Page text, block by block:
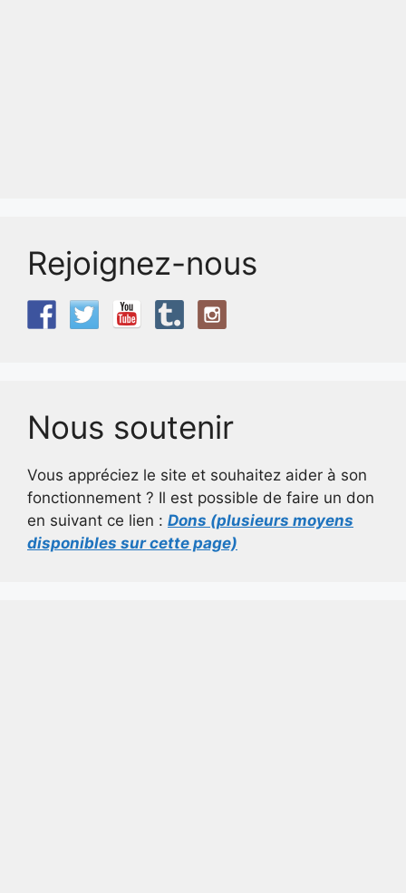
Rejoignez-nous
Nous soutenir
Vous appréciez le site et souhaitez aider à son
fonctionnement ? Il est possible de faire un don
en suivant ce lien : Dons (plusieurs moyens
disponibles sur cette page)